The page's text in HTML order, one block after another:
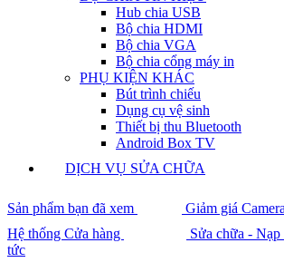
Hub chia USB
Bộ chia HDMI
Bộ chia VGA
Bộ chia cổng máy in
PHỤ KIỆN KHÁC
Bút trình chiếu
Dụng cụ vệ sinh
Thiết bị thu Bluetooth
Android Box TV
DỊCH VỤ SỬA CHỮA
Sản phẩm bạn đã xem
Giảm giá
Hệ thống Cửa hàng
Sửa chữa -
tức